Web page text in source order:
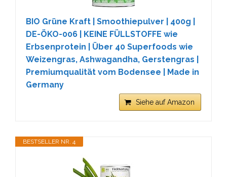
BIO Grüne Kraft | Smoothiepulver | 400g |
DE-ÖKO-006 | KEINE FÜLLSTOFFE wie
Erbsenprotein | Über 40 Superfoods wie
Weizengras, Ashwagandha, Gerstengras |
Premiumqualität vom Bodensee | Made in
Germany
Siehe auf Amazon
BESTSELLER NR. 4